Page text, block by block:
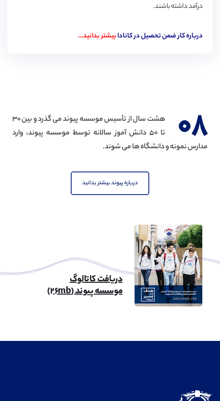
درآمد داشته باشند.
درباره کار ضمن تحصیل در کانادابیشتر بدانید…
۰۸
هشت سال از تأسیس موسسه پیوند می گذرد و بین ۳۰
تا ۵۰ دانش آموز سالانه توسط موسسه پیوند، وارد
مدارس نمونه و دانشگاه ها می شوند.
درباره پیوند بیشتر بدانید
دریافت کاتالوگ
موسسه پیوند (۲۶mb)